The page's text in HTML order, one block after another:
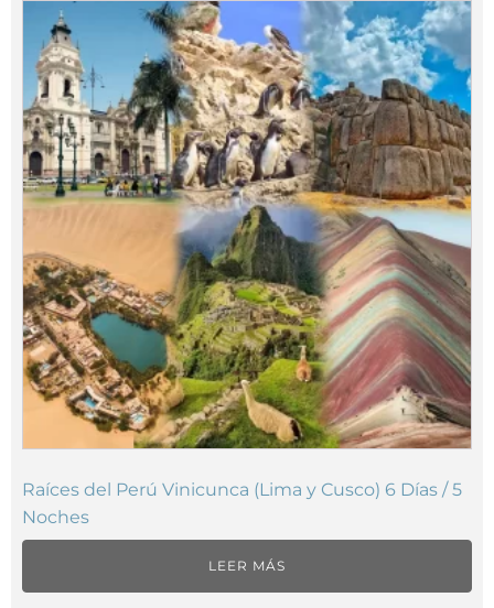
Raíces del Perú Vinicunca (Lima y Cusco) 6 Días / 5
Noches
LEER MÁS